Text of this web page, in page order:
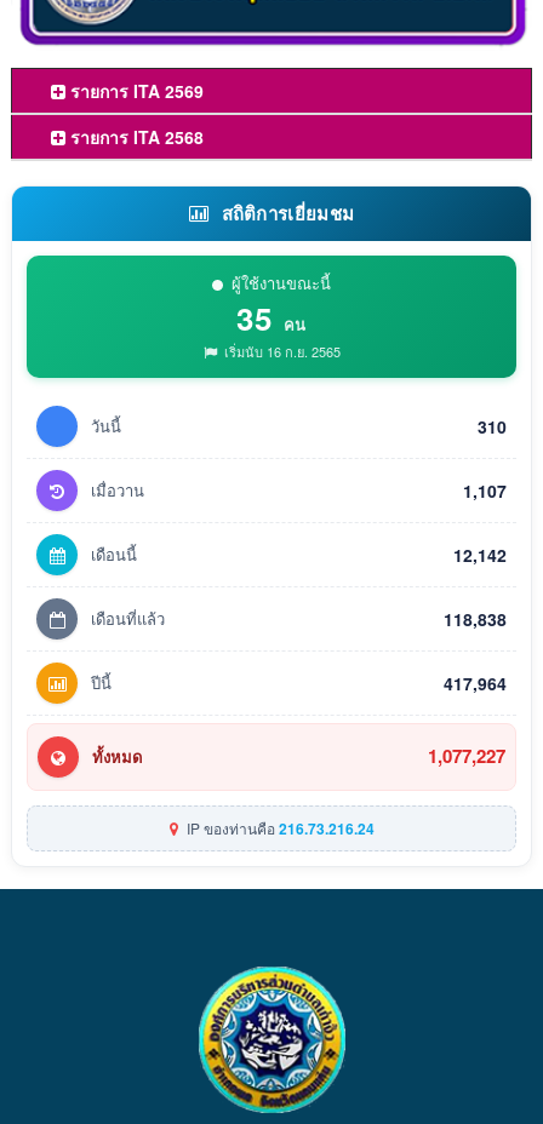
รายการ ITA 2569
รายการ ITA 2568
สถิติการเยี่ยมชม
ผู้ใช้งานขณะนี้
35 คน
เริ่มนับ 16 ก.ย. 2565
วันนี้ 310
เมื่อวาน 1,107
เดือนนี้ 12,142
เดือนที่แล้ว 118,838
ปีนี้ 417,964
ทั้งหมด 1,077,227
IP ของท่านคือ216.73.216.24